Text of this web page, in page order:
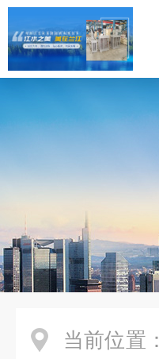
当前位置：